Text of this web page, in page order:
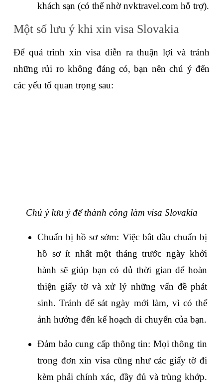
khách sạn (có thể nhờ nvktravel.com hỗ trợ).
Một số lưu ý khi xin visa Slovakia
Để quá trình xin visa diễn ra thuận lợi và tránh
những rủi ro không đáng có, bạn nên chú ý đến
các yếu tố quan trọng sau:
Chú ý lưu ý để thành công làm visa Slovakia
Chuẩn bị hồ sơ sớm: Việc bắt đầu chuẩn bị
hồ sơ ít nhất một tháng trước ngày khởi
hành sẽ giúp bạn có đủ thời gian để hoàn
thiện giấy tờ và xử lý những vấn đề phát
sinh. Tránh để sát ngày mới làm, vì có thể
ảnh hưởng đến kế hoạch di chuyển của bạn.
Đảm bảo cung cấp thông tin: Mọi thông tin
trong đơn xin visa cũng như các giấy tờ đi
kèm phải chính xác, đầy đủ và trùng khớp.